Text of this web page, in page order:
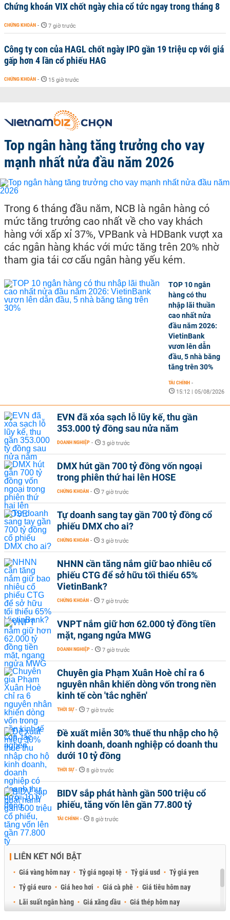
Chứng khoán VIX chốt ngày chia cổ tức ngay trong tháng 8
CHỨNG KHOÁN - 7 giờ trước
Công ty con của HAGL chốt ngày IPO gần 19 triệu cp với giá
gấp hơn 4 lần cổ phiếu HAG
CHỨNG KHOÁN - 15 giờ trước
Top ngân hàng tăng trưởng cho vay
mạnh nhất nửa đầu năm 2026
Trong 6 tháng đầu năm, NCB là ngân hàng có
mức tăng trưởng cao nhất về cho vay khách
hàng với xấp xỉ 37%, VPBank và HDBank vượt xa
các ngân hàng khác với mức tăng trên 20% nhờ
tham gia tái cơ cấu ngân hàng yếu kém.
TOP 10 ngân
hàng có thu
nhập lãi thuần
cao nhất nửa
đầu năm 2026:
VietinBank
vươn lên dẫn
đầu, 5 nhà băng
tăng trên 30%
TÀI CHÍNH -
15:12 | 05/08/2026
EVN đã xóa sạch lỗ lũy kế, thu gần
353.000 tỷ đồng sau nửa năm
DOANH NGHIỆP - 3 giờ trước
DMX hút gần 700 tỷ đồng vốn ngoại
trong phiên thứ hai lên HOSE
CHỨNG KHOÁN - 7 giờ trước
Tự doanh sang tay gần 700 tỷ đồng cổ
phiếu DMX cho ai?
CHỨNG KHOÁN - 3 giờ trước
NHNN cần tăng nắm giữ bao nhiêu cổ
phiếu CTG để sở hữu tối thiểu 65%
VietinBank?
CHỨNG KHOÁN - 7 giờ trước
VNPT nắm giữ hơn 62.000 tỷ đồng tiền
mặt, ngang ngửa MWG
DOANH NGHIỆP - 7 giờ trước
Chuyên gia Phạm Xuân Hoè chỉ ra 6
nguyên nhân khiến dòng vốn trong nền
kinh tế còn 'tắc nghẽn'
THỜI SỰ - 7 giờ trước
Đề xuất miễn 30% thuế thu nhập cho hộ
kinh doanh, doanh nghiệp có doanh thu
dưới 10 tỷ đồng
THỜI SỰ - 8 giờ trước
BIDV sắp phát hành gần 500 triệu cổ
phiếu, tăng vốn lên gần 77.800 tỷ
TÀI CHÍNH - 8 giờ trước
LIÊN KẾT NỔI BẬT
Giá vàng hôm nay Tỷ giá ngoại tệ Tỷ giá usd
Tỷ giá yen
Tỷ giá euro
Giá heo hơi Giá cà phê
Giá tiêu hôm nay
Lãi suất ngân hàng
Giá xăng dầu
Giá thép hôm nay